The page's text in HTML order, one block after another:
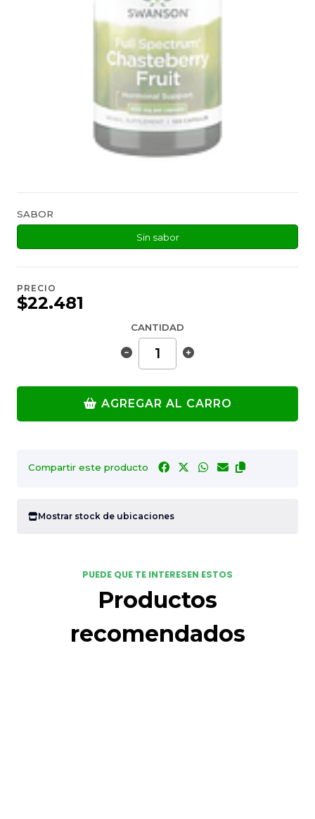
SABOR
Sin sabor
PRECIO
$22.481
CANTIDAD
AGREGAR AL CARRO
Compartir este producto
Mostrar stock de ubicaciones
PUEDE QUE TE INTERESEN ESTOS
Productos
recomendados